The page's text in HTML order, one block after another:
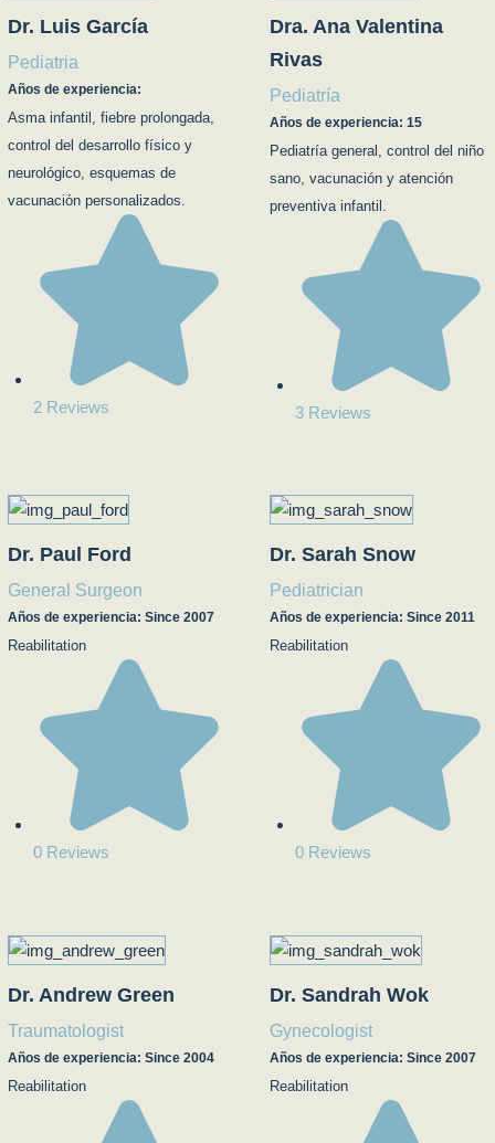
Dr. Luis García
Pediatria
Años de experiencia:
Asma infantil, fiebre prolongada,
control del desarrollo físico y
neurológico, esquemas de
vacunación personalizados.
2 Reviews
Dra. Ana Valentina
Rivas
Pediatría
Años de experiencia: 15
Pediatría general, control del niño
sano, vacunación y atención
preventiva infantil.
3 Reviews
Dr. Paul Ford
General Surgeon
Años de experiencia: Since 2007
Reabilitation
0 Reviews
Dr. Sarah Snow
Pediatrician
Años de experiencia: Since 2011
Reabilitation
0 Reviews
Dr. Andrew Green
Traumatologist
Años de experiencia: Since 2004
Reabilitation
Dr. Sandrah Wok
Gynecologist
Años de experiencia: Since 2007
Reabilitation